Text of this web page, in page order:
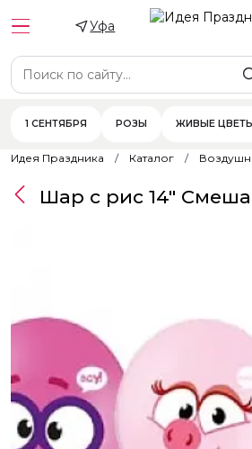
Уфа
1 СЕНТЯБРЯ РОЗЫ ЖИВЫЕ
Идея Праздника Каталог
Шар с рис 14"